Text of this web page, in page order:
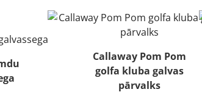
Callaway Pom Pom
golfa kluba galvas
pārvalks